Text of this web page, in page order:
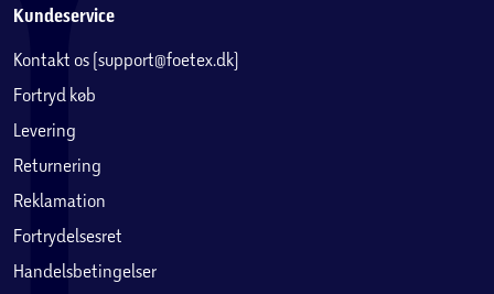
Kundeservice
Kontakt os (support@foetex.dk)
Fortryd køb
Levering
Returnering
Reklamation
Fortrydelsesret
Handelsbetingelser